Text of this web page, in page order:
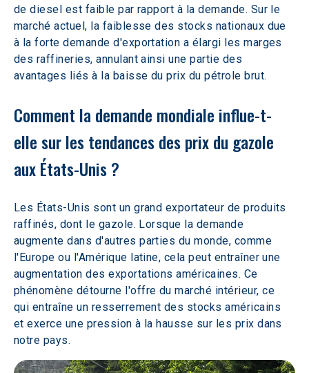
de diesel est faible par rapport à la demande. Sur le
marché actuel, la faiblesse des stocks nationaux due
à la forte demande d'exportation a élargi les marges
des raffineries, annulant ainsi une partie des
avantages liés à la baisse du prix du pétrole brut.
Comment la demande mondiale influe-t-
elle sur les tendances des prix du gazole
aux États-Unis ?
Les États-Unis sont un grand exportateur de produits
raffinés, dont le gazole. Lorsque la demande
augmente dans d'autres parties du monde, comme
l'Europe ou l'Amérique latine, cela peut entraîner une
augmentation des exportations américaines. Ce
phénomène détourne l'offre du marché intérieur, ce
qui entraîne un resserrement des stocks américains
et exerce une pression à la hausse sur les prix dans
notre pays.